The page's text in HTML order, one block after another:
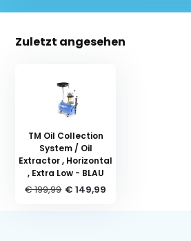
Zuletzt angesehen
TM Oil Collection
System / Oil
Extractor , Horizontal
, Extra Low - BLAU
€ 199,99 € 149,99